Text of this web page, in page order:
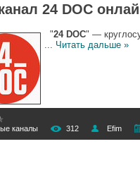
24 DOC
"24 DOC" —
... Читать дальше »
каналы 312 Efim